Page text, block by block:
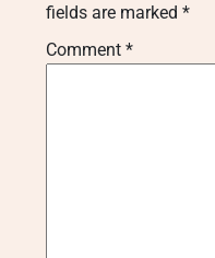
fields are marked *
Comment *